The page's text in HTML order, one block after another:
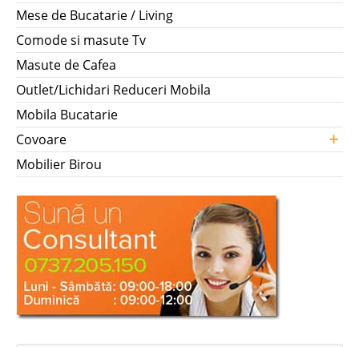
Mese de Bucatarie / Living
Comode si masute Tv
Masute de Cafea
Outlet/Lichidari Reduceri Mobila
Mobila Bucatarie
Covoare
+
Mobilier Birou